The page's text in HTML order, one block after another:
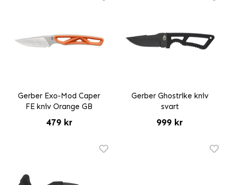
Gerber Exo-Mod Caper
FE kniv Orange GB
479 kr
Gerber Ghostrike kniv
svart
999 kr